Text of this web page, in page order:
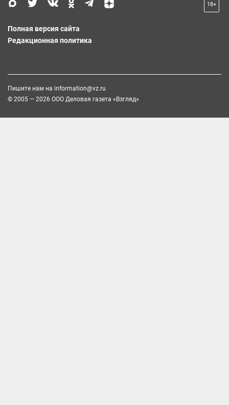
18+
Полная версия сайта
Редакционная политика
Пишите нам на information@vz.ru
© 2005 — 2026 ООО Деловая газета «Взгляд»